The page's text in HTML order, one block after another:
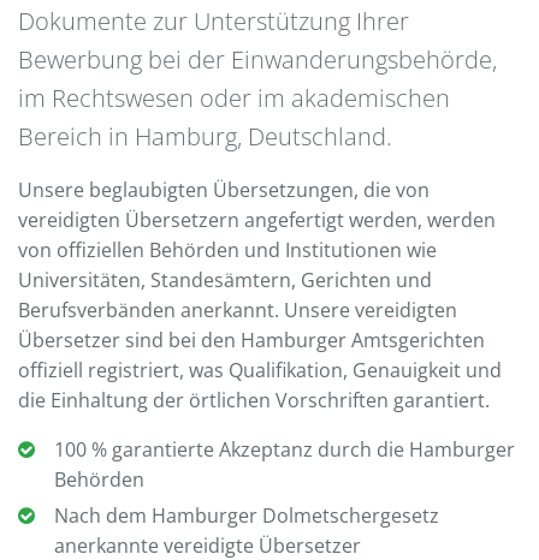
Dokumente zur Unterstützung Ihrer
Bewerbung bei der Einwanderungsbehörde,
im Rechtswesen oder im akademischen
Bereich in Hamburg, Deutschland.
Unsere beglaubigten Übersetzungen, die von
vereidigten Übersetzern angefertigt werden, werden
von offiziellen Behörden und Institutionen wie
Universitäten, Standesämtern, Gerichten und
Berufsverbänden anerkannt. Unsere vereidigten
Übersetzer sind bei den Hamburger Amtsgerichten
offiziell registriert, was Qualifikation, Genauigkeit und
die Einhaltung der örtlichen Vorschriften garantiert.
100 % garantierte Akzeptanz durch die Hamburger
Behörden
Nach dem Hamburger Dolmetschergesetz
anerkannte vereidigte Übersetzer